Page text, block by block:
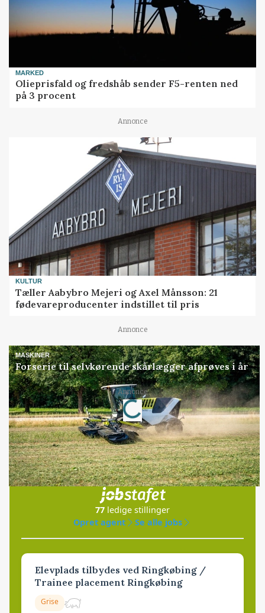
MARKED
Olieprisfald og fredshåb sender F5-renten ned
på 3 procent
Annonce
KULTUR
Tæller Aabybro Mejeri og Axel Månsson: 21
fødevareproducenter indstillet til pris
Annonce
MASKINER
Forserie til selvkørende skårlægger afprøves i år
Annonce
Loading...
Jobs
i samarbejde med
77 ledige stillinger
Opret agent
Se alle jobs
Elevplads tilbydes ved Ringkøbing /
Trainee placement Ringkøbing
Grise